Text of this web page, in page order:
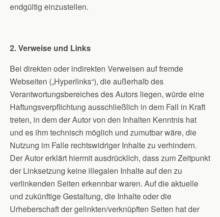
endgültig einzustellen.
2. Verweise und Links
Bei direkten oder indirekten Verweisen auf fremde
Webseiten („Hyperlinks“), die außerhalb des
Verantwortungsbereiches des Autors liegen, würde eine
Haftungsverpflichtung ausschließlich in dem Fall in Kraft
treten, in dem der Autor von den Inhalten Kenntnis hat
und es ihm technisch möglich und zumutbar wäre, die
Nutzung im Falle rechtswidriger Inhalte zu verhindern.
Der Autor erklärt hiermit ausdrücklich, dass zum Zeitpunkt
der Linksetzung keine illegalen Inhalte auf den zu
verlinkenden Seiten erkennbar waren. Auf die aktuelle
und zukünftige Gestaltung, die Inhalte oder die
Urheberschaft der gelinkten/verknüpften Seiten hat der